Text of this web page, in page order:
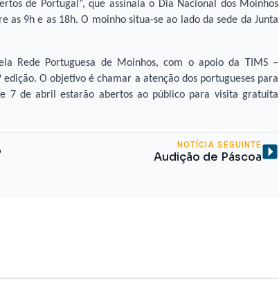
de Portugal”, que assinala o Dia Nacional dos Moinhos
9h e as 18h. O moinho situa-se ao lado da sede da Junta
Rede Portuguesa de Moinhos, com o apoio da TIMS –
O objetivo é chamar a atenção dos portugueses para
7 de abril estarão abertos ao público para visita gratuita
NOTÍCIA SEGUINTE
Audição de Páscoa